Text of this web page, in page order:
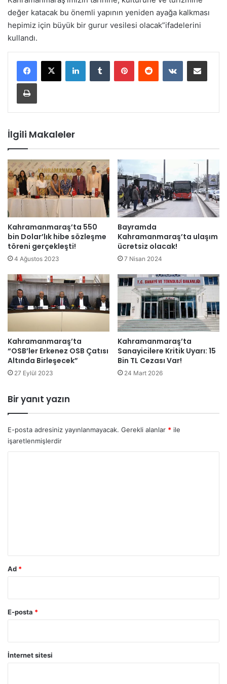
değer katacak bu önemli yapının yeniden ayağa kalkması
hepimiz için büyük bir gurur vesilesi olacak”ifadelerini
kullandı.
İlgili Makaleler
Kahramanmaraş’ta 550
bin Dolar’lık hibe sözleşme
töreni gerçekleşti!
4 Ağustos 2023
Bayramda
Kahramanmaraş’ta ulaşım
ücretsiz olacak!
7 Nisan 2024
Kahramanmaraş’ta
“OSB’ler Erkenez OSB Çatısı
Altında Birleşecek”
27 Eylül 2023
Kahramanmaraş’ta
Sanayicilere Kritik Uyarı: 15
Bin TL Cezası Var!
24 Mart 2026
Bir yanıt yazın
E-posta adresiniz yayınlanmayacak. Gerekli alanlar * ile
işaretlenmişlerdir
Ad *
E-posta *
İnternet sitesi